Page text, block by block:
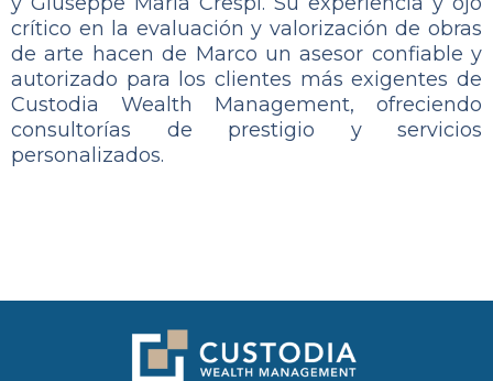
crítico en la evaluación y valorización de obras
de arte hacen de Marco un asesor confiable y
autorizado para los clientes más exigentes de
Custodia Wealth Management, ofreciendo
consultorías de prestigio y servicios
personalizados.